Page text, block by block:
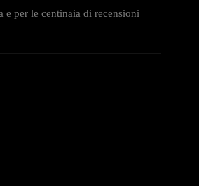
e per le centinaia di recensioni